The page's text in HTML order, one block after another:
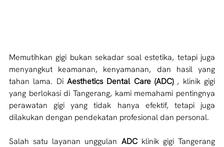
Memutihkan gigi bukan sekadar soal estetika, tetapi juga
menyangkut keamanan, kenyamanan, dan hasil yang
tahan lama. Di Aesthetics Dental Care (ADC) , klinik gigi
yang berlokasi di Tangerang, kami memahami pentingnya
perawatan gigi yang tidak hanya efektif, tetapi juga
dilakukan dengan pendekatan profesional dan personal.
Salah satu layanan unggulan ADC klinik gigi Tangerang